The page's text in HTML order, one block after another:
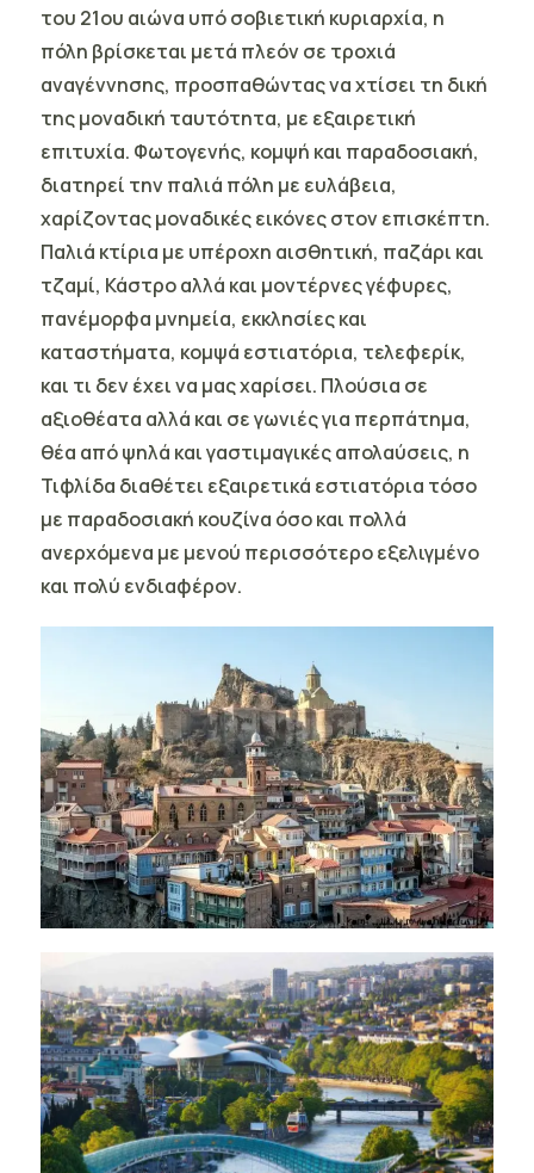
του 21ου αιώνα υπό σοβιετική κυριαρχία, η
πόλη βρίσκεται μετά πλεόν σε τροχιά
αναγέννησης, προσπαθώντας να χτίσει τη δική
της μοναδική ταυτότητα, με εξαιρετική
επιτυχία. Φωτογενής, κομψή και παραδοσιακή,
διατηρεί την παλιά πόλη με ευλάβεια,
χαρίζοντας μοναδικές εικόνες στον επισκέπτη.
Παλιά κτίρια με υπέροχη αισθητική, παζάρι και
τζαμί, Κάστρο αλλά και μοντέρνες γέφυρες,
πανέμορφα μνημεία, εκκλησίες και
καταστήματα, κομψά εστιατόρια, τελεφερίκ,
και τι δεν έχει να μας χαρίσει. Πλούσια σε
αξιοθέατα αλλά και σε γωνιές για περπάτημα,
θέα από ψηλά και γαστιμαγικές απολαύσεις, η
Τιφλίδα διαθέτει εξαιρετικά εστιατόρια τόσο
με παραδοσιακή κουζίνα όσο και πολλά
ανερχόμενα με μενού περισσότερο εξελιγμένο
και πολύ ενδιαφέρον.